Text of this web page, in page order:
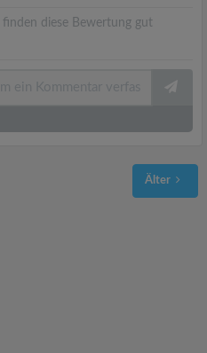
finden diese Bewertung gut
Älter